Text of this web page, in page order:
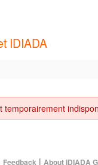
IDIADA
temporairement
Feedback | About IDIADA